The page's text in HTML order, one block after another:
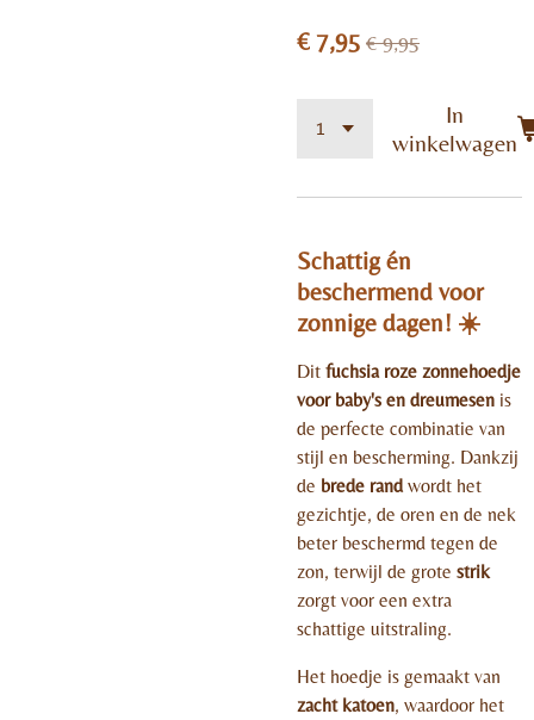
€ 7,95 € 9,95
In
winkelwagen
Schattig én
beschermend voor
zonnige dagen! ☀️
Dit fuchsia roze zonnehoedje
voor baby's en dreumesen is
de perfecte combinatie van
stijl en bescherming. Dankzij
de brede randwordt het
gezichtje, de oren en de nek
beter beschermd tegen de
zon, terwijl de grote strik
zorgt voor een extra
schattige uitstraling.
Het hoedje is gemaakt van
zacht katoen, waardoor het